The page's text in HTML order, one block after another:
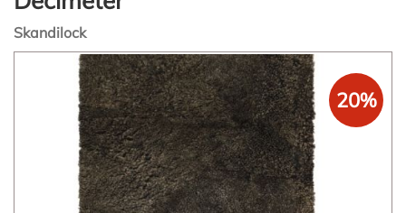
Skandilock
bildgalleriet
20%